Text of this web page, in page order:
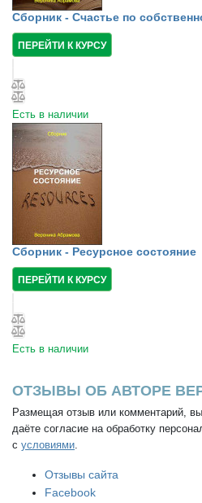
Сборник - Счастье по
ПЕРЕЙТИ К КУРСУ
Есть в наличии
Сборник - Ресурсное состояние
ПЕРЕЙТИ К КУРСУ
Есть в наличии
ОТЗЫВЫ ОБ АВТОРЕ
Размещая отзыв или комментарий,
даёте согласие на обработку
с условиями.
Отзывы сайта
Facebook